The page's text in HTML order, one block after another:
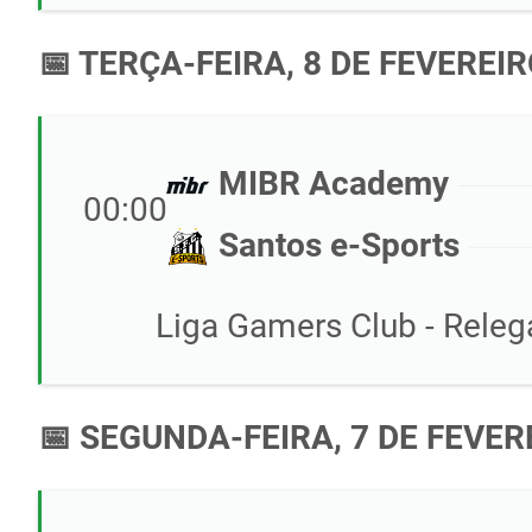
📅 TERÇA-FEIRA, 8 DE
00:00
MIBR Academy
Santos e-Sports
Liga Gamers Club -
📅 SEGUNDA-FEIRA, 7 DE